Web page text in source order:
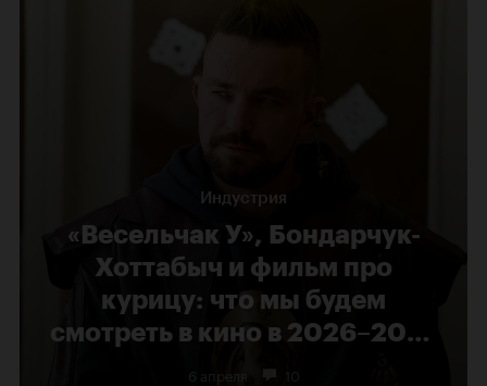
Индустрия
«Весельчак У», Бондарчук-
Хоттабыч и фильм про
курицу: что мы будем
смотреть в кино в 2026–2027
годах
6 апреля 10